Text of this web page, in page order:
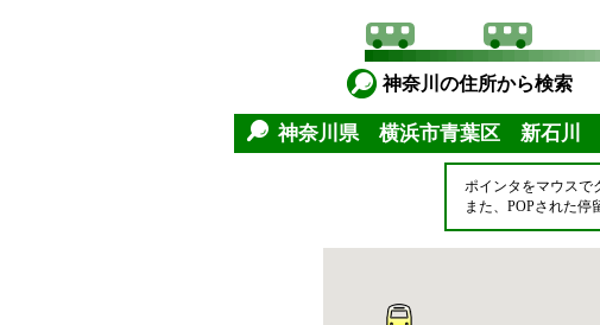
神奈川の住所から検索
神奈川県 横浜市青葉区 新石川
ポインタをマウスで
また、POPされた